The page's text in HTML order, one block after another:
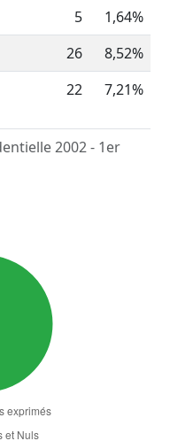
2002 - 1er
5
1,64%
26
8,52%
22 7,21%